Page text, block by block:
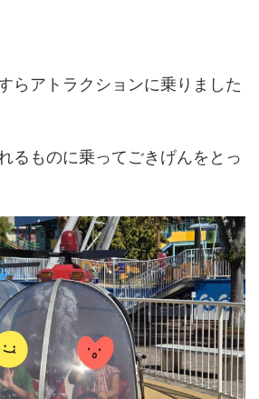
らアトラクションに乗りました
るものに乗ってごきげんをとっ